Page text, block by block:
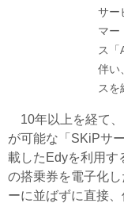
サー
マー
ス「
伴い
スを
10年以上を経て、
が可能な「SKiPサ
載したEdyを利用す
の搭乗券を電子化
ーに並ばずに直接